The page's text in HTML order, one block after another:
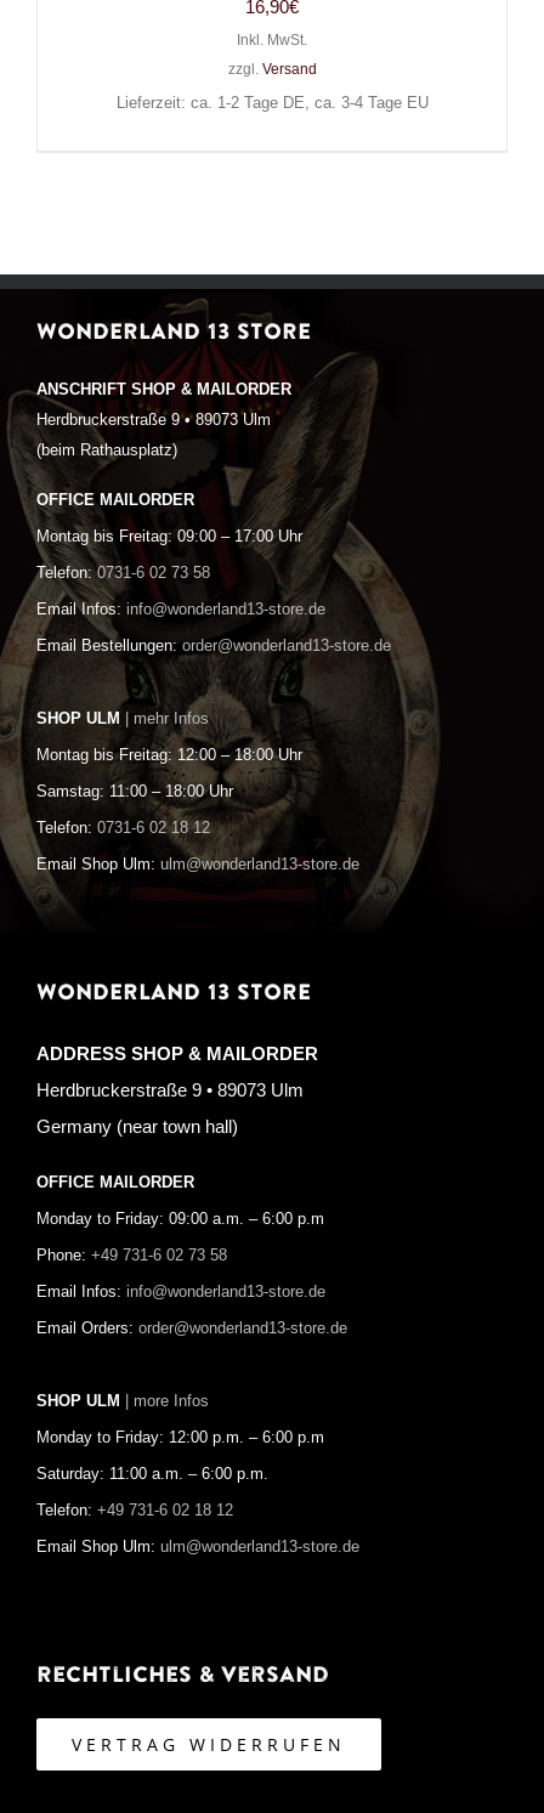
16,90€
Inkl. MwSt.
zzgl. Versand
Lieferzeit: ca. 1-2 Tage DE, ca. 3-4 Tage EU
WONDERLAND 13 STORE
ANSCHRIFT SHOP & MAILORDER
Herdbruckerstraße 9 • 89073 Ulm
(beim Rathausplatz)
OFFICE MAILORDER
Montag bis Freitag: 09:00 – 17:00 Uhr
Telefon: 0731-6 02 73 58
Email Infos: info@wonderland13-store.de
Email Bestellungen: order@wonderland13-store.de
SHOP ULM | mehr Infos
Montag bis Freitag: 12:00 – 18:00 Uhr
Samstag: 11:00 – 18:00 Uhr
Telefon: 0731-6 02 18 12
Email Shop Ulm: ulm@wonderland13-store.de
WONDERLAND 13 STORE
ADDRESS SHOP & MAILORDER
Herdbruckerstraße 9 • 89073 Ulm
Germany (near town hall)
OFFICE MAILORDER
Monday to Friday: 09:00 a.m. – 6:00 p.m
Phone: +49 731-6 02 73 58
Email Infos: info@wonderland13-store.de
Email Orders: order@wonderland13-store.de
SHOP ULM | more Infos
Monday to Friday: 12:00 p.m. – 6:00 p.m
Saturday: 11:00 a.m. – 6:00 p.m.
Telefon: +49 731-6 02 18 12
Email Shop Ulm: ulm@wonderland13-store.de
Rechtliches & Versand
VERTRAG WIDERRUFEN